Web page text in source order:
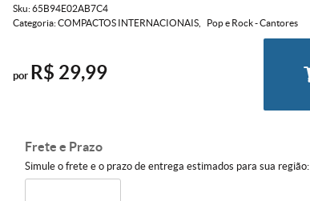
Sku:65B94E02AB7C4
Categoria:COMPACTOS INTERNACIONAIS Pop e Rock - Cantores
por R$ 29,99
Frete e Prazo
Simule o frete e o prazo de entrega estimados para sua região: